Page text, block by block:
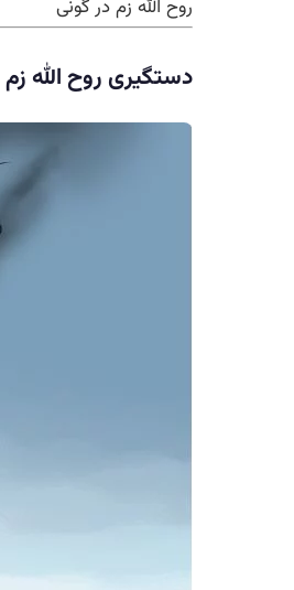
روح الله زم در گونی
دستگیری روح الله زم